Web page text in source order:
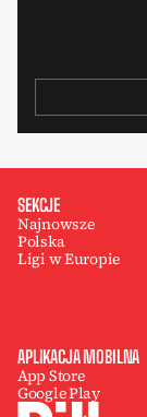
SEKCJE
Najnowsze
Polska
Ligi w Europie
APLIKACJA MOBILNA
App Store
Google Play